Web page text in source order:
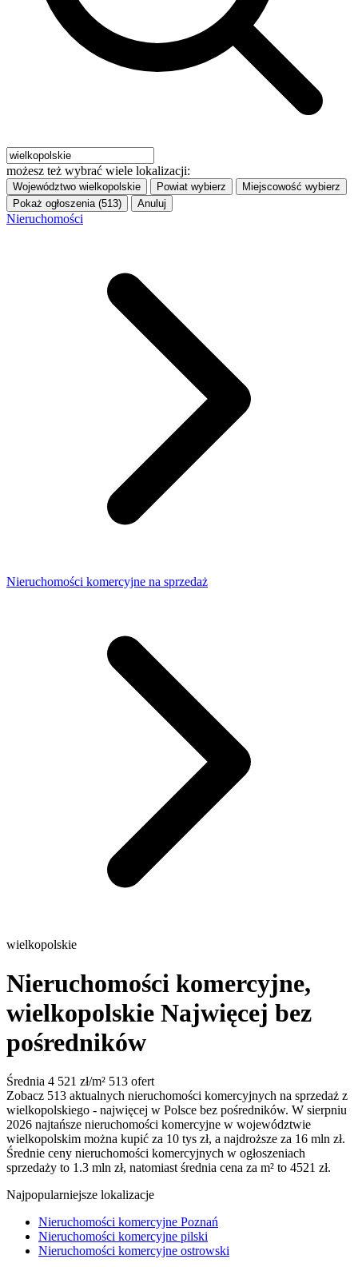
możesz też wybrać wiele lokalizacji:
Województwo wielkopolskie Powiat wybierz Miejscowość wybierz
Pokaż ogłoszenia (513)
Anuluj
Nieruchomości
Nieruchomości komercyjne na sprzedaż
wielkopolskie
Nieruchomości komercyjne,
wielkopolskie Najwięcej bez
pośredników
Średnia 4 521 zł/m² 513 ofert
Zobacz 513 aktualnych nieruchomości komercyjnych na sprzedaż z
wielkopolskiego - najwięcej w Polsce bez pośredników. W sierpniu
2026 najtańsze nieruchomości komercyjne w województwie
wielkopolskim można kupić za 10 tys zł, a najdroższe za 16 mln zł.
Średnie ceny nieruchomości komercyjnych w ogłoszeniach
sprzedaży to 1.3 mln zł, natomiast średnia cena za m² to 4521 zł.
Najpopularniejsze lokalizacje
Nieruchomości komercyjne Poznań
Nieruchomości komercyjne pilski
Nieruchomości komercyjne ostrowski